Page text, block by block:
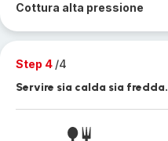
Cottura alta pressione
Step 4 /4
Servire sia calda sia fredda.